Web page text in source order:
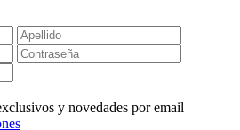
y novedades por email